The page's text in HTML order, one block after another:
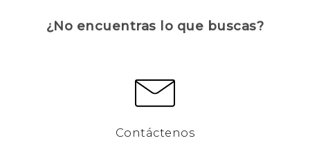
¿No encuentras lo que buscas?
Contáctenos